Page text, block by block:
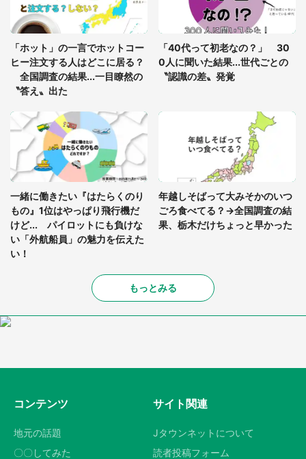
あまりにも四角すぎる猫、激写される 「これもう
座布団だろ」「食パンの耳」と1.4万人困惑
「ホット」の一言でホットコー
ヒー注文する人はどこに居る？
全国調査の結果...一目瞭然の
〝答え〟出た
「40代って初老なの？」 30
0人に聞いた結果...世代ごとの
〝認識の差〟発覚
一緒に働きたい『はたらくのり
もの』1位はやっぱり飛行機だ
けど... パイロットにも負けな
い「外航船員」の魅力を伝えた
い！
年越しそばって大みそかのいつ
ごろ食べてる？→全国調査の結
果、栃木だけちょっと早かった
もっとみる
コンテンツ
地元の話題
〇〇してみた
サイト関連
Jタウンネットについて
読者投稿フォーム